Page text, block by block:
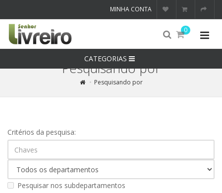
MINHA CONTA
0
CATEGORIAS
Pesquisando por
Pesquisando por
Critérios da pesquisa:
Pesquisar nos subdepartamentos